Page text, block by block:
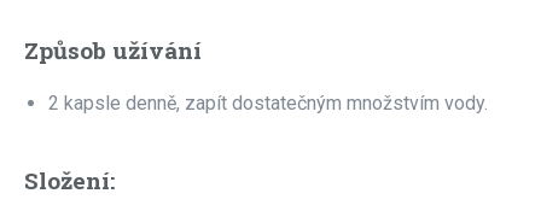
Způsob užívání
2 kapsle denně, zapít dostatečným množstvím vody.
Složení: